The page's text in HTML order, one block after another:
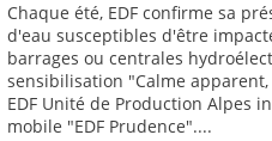
Chaque été, EDF confirme sa
d'eau susceptibles d'être
barrages ou centrales
sensibilisation "Calme
EDF Unité de Production Alpes
mobile "EDF Prudence"....